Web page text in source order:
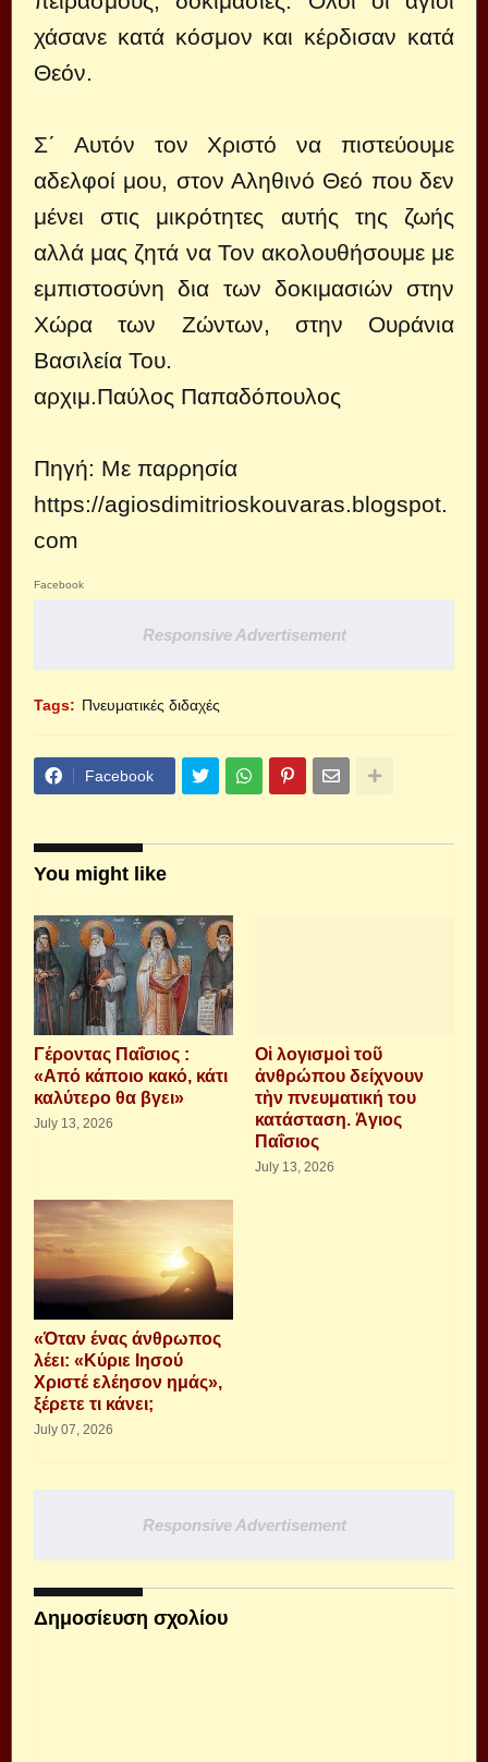
χάσανε κατά κόσμον και κέρδισαν κατά
Θεόν.
Σ΄ Αυτόν τον Χριστό να πιστεύουμε
αδελφοί μου, στον Αληθινό Θεό που δεν
μένει στις μικρότητες αυτής της ζωής
αλλά μας ζητά να Τον ακολουθήσουμε με
εμπιστοσύνη δια των δοκιμασιών στην
Χώρα των Ζώντων, στην Ουράνια
Βασιλεία Του.
αρχιμ.Παύλος Παπαδόπουλος
Πηγή: Με παρρησία
https://agiosdimitrioskouvaras.blogspot.
com
Facebook
Responsive Advertisement
Tags: Πνευματικές διδαχές
Facebook
You might like
Γέροντας Παΐσιος :
«Από κάποιο κακό, κάτι
καλύτερο θα βγει»
July 13, 2026
Οἱ λογισμοὶ τοῦ
ἀνθρώπου δείχνουν
τὴν πνευματική του
κατάσταση. Ἁγιος
Παΐσιος
July 13, 2026
«Όταν ένας άνθρωπος
λέει: «Κύριε Ιησού
Χριστέ ελέησον ημάς»,
ξέρετε τι κάνει;
July 07, 2026
Responsive Advertisement
Δημοσίευση σχολίου